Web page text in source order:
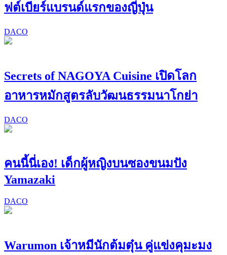
ฟต์เบียร์แบรนด์แรกของญี่ปุ่น
DACO
Secrets of NAGOYA Cuisine เปิดโลก
อาหารหมักสูตรลับวัฒนธรรมนาโกย่า
DACO
คนนี้นี่เอง! เด็กผู้หญิงบนซองขนมปัง
Yamazaki
DACO
Warumon เจ้าหมีนักต้มตุ๋น คู่แข่งคุมะมง